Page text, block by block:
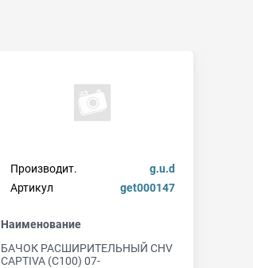
Производит.
g.u.d
Артикул
get000147
Наименование
БАЧОК РАСШИРИТЕЛЬНЫЙ CHV
CAPTIVA (C100) 07-